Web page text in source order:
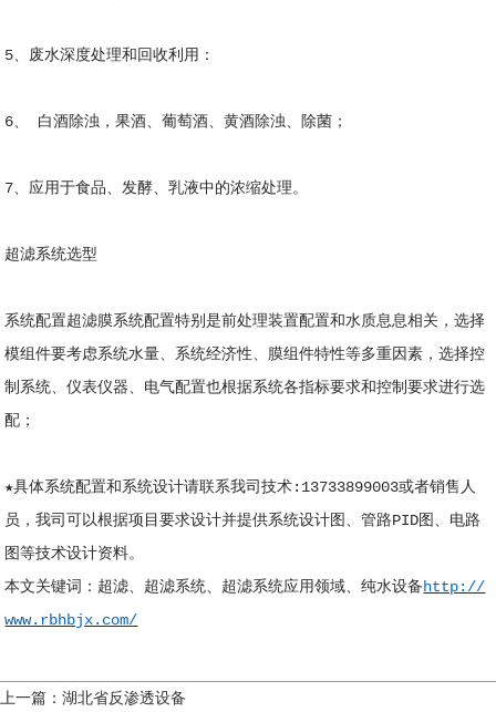
5、废水深度处理和回收利用：
6、 白酒除浊，果酒、葡萄酒、黄酒除浊、除菌；
7、应用于食品、发酵、乳液中的浓缩处理。
超滤系统选型
系统配置超滤膜系统配置特别是前处理装置配置和水质息息相关，选择
模组件要考虑系统水量、系统经济性、膜组件特性等多重因素，选择控
制系统、仪表仪器、电气配置也根据系统各指标要求和控制要求进行选
配；
★具体系统配置和系统设计请联系我司技术:13733899003或者销售人
员，我司可以根据项目要求设计并提供系统设计图、管路PID图、电路
图等技术设计资料。
本文关键词： 超滤、 超滤系统、 超滤系统应用领域、纯水设备http://
www.rbhbjx.com/
上一篇： 湖北省反渗透设备